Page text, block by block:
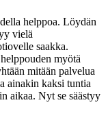
helppoa. Löydän
vielä
saakka.
myötä
mitään palvelua
ainakin kaksi tuntia
aikaa. Nyt se säästyy